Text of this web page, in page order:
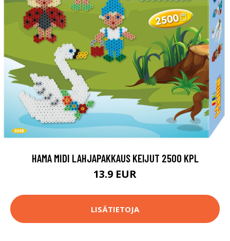
HAMA MIDI LAHJAPAKKAUS KEIJUT 2500 KPL
13.9 EUR
LISÄTIETOJA